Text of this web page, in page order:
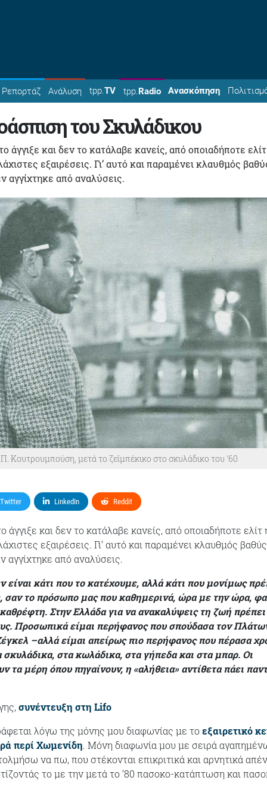
Ρεπορτάζ Ανάλυση tpp.TV tpp.Radio Ανασκόπηση
του Σκυλάδικου
άγγιξε και δεν το κατάλαβε κανείς, από οποιαδήποτε
εξαιρέσεις. Γι’ αυτό και παραμένει κλαυθμός
αγγίχτηκε από αναλύσεις.
Κουτρουμπούση, μετά το ζεϊμπέκικο στο σκυλάδικο του '60
Twitter LinkedIn Reddit
άγγιξε και δεν το κατάλαβε κανείς, από οποιαδήποτε ελίτ
εξαιρέσεις. Γι’ αυτό και παραμένει κλαυθμός
αγγίχτηκε από αναλύσεις.
είναι κάτι που το κατέχουμε, αλλά κάτι που μονίμως
σαν το πρόσωπο μας που καθημερινά, ώρα με την ώρα,
Στην Ελλάδα για να ανακαλύψεις τη ζωή
Προσωπικά είμαι περήφανος που σπούδασα τον
–αλλά είμαι απείρως πιο περήφανος που πέρασα
σκυλάδικα, στα κωλάδικα, στα γήπεδα και στα μπαρ. Οι
τα μέρη όπου πηγαίνουν, η «αλήθεια» αντίθετα πάει
συνέντευξη στη Lifo
λόγω της μόνης μου διαφωνίας με τοεξαιρετικό
περί Χωμενίδη. Μόνη διαφωνία μου με σειρά
να πω, που στέκονται επικριτικά και αρνητικά
το με την μετά το ’80 πασοκο-κατάπτωση και